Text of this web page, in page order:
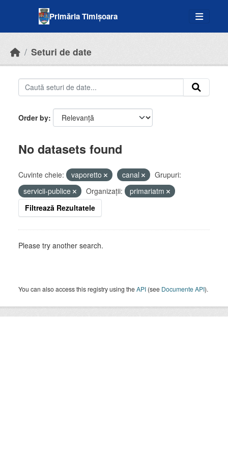
Primăria Timișoara
Seturi de date
Order by
No datasets found
Cuvinte cheie: vaporetto canal
Grupuri:
servicii-publice
Organizații:
primariatm
Filtrează Rezultatele
Please try another search.
You can also access this registry using theAPI (see Documente API).